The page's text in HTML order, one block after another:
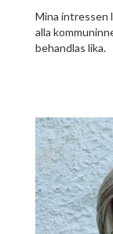
Mina intressen
alla
behandlas lika.